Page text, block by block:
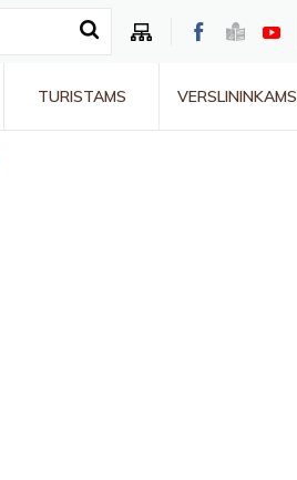
TURISTAMS VERSLININKAMS